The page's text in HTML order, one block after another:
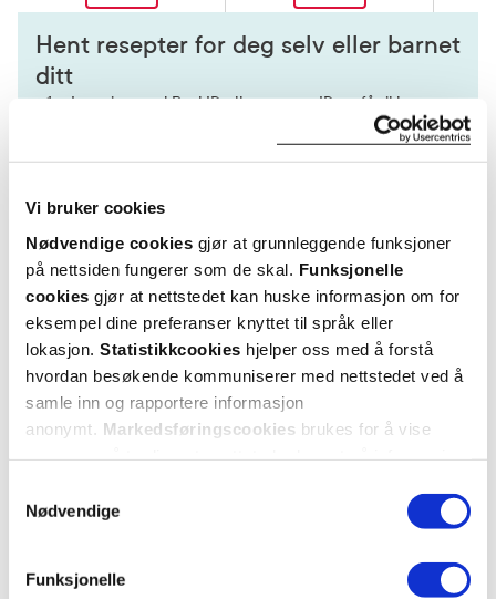
Vi bruker cookies
Nødvendige cookies gjør at grunnleggende funksjoner
på nettsiden fungerer som de skal. Funksjonelle
cookies gjør at nettstedet kan huske informasjon om for
eksempel dine preferanser knyttet til språk eller
lokasjon. Statistikkcookies hjelper oss med å forstå
hvordan besøkende kommuniserer med nettstedet ved å
samle inn og rapportere informasjon
anonymt. Markedsføringscookies brukes for å vise
Nødvendige
Funksjonelle
Hent resepter for deg selv eller barnet
ditt
Logg inn med BankID eller annen eID og få sikker
Få dine resepter levert raskt og trygt på avtalt måte
Kom i gang
Mer om reseptvarer